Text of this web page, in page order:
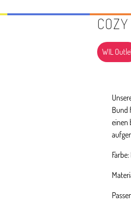
WIL
Bund
einen